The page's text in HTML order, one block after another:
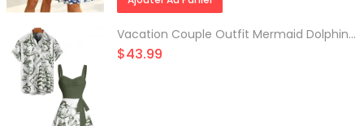
Longueur de Robes:
Mini
Liste d'emballage:
1 x Robe 1 x Ceinture Vacation Couple Outfit Mermaid Dolphin Ship Ocean Elements Pattern Ruched Bust Belt Dress and Button Up Shirt Matching Outfit
$43.99